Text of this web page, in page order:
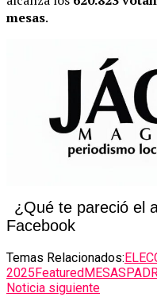
mesas.
¿Qué te pareció el
Facebook
Temas Relacionados:
2025 Featured MESAS
Noticia siguiente